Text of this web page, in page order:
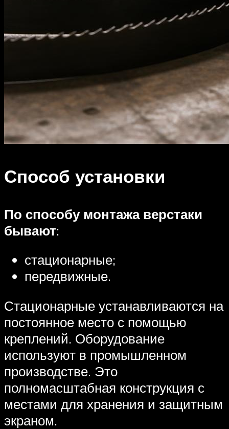
Способ установки
По способу монтажа верстаки
бывают:
стационарные;
передвижные.
Стационарные устанавливаются на
постоянное место с помощью
креплений. Оборудование
используют в промышленном
производстве. Это
полномасштабная конструкция с
местами для хранения и защитным
экраном.